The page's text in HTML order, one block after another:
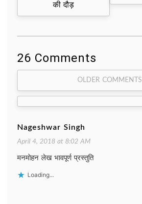
की दौड़
26 Comments
Comment
navigation
OLDER COMMENTS
Nageshwar Singh
April 4, 2018 at 8:02 AM
मनमोहन लेख भावपूर्ण प्रस्तुति
Loading...